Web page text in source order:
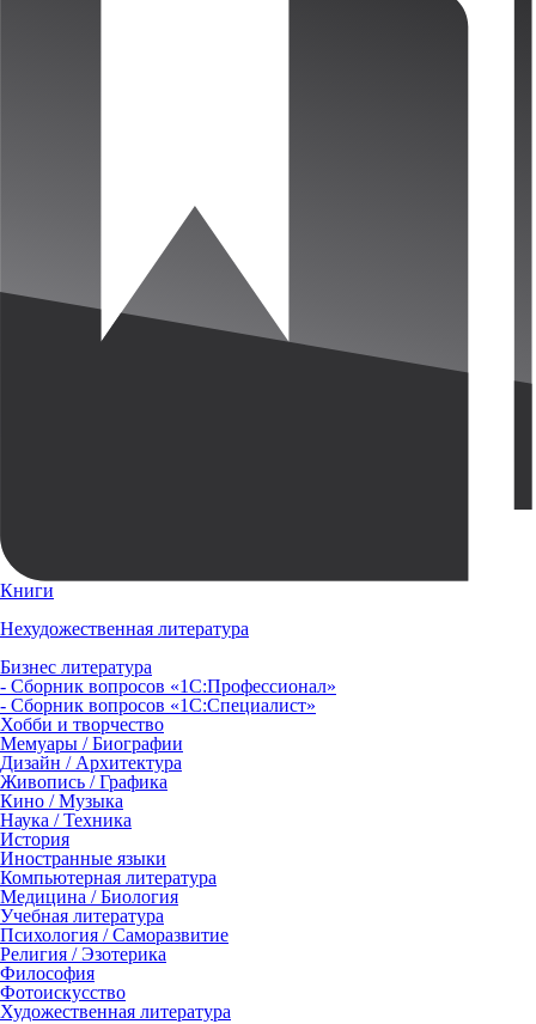
Книги
Нехудожественная литература
Бизнес литература
- Сборник вопросов «1С:Профессионал»
- Сборник вопросов «1С:Специалист»
Хобби и творчество
Мемуары / Биографии
Дизайн / Архитектура
Живопись / Графика
Кино / Музыка
Наука / Техника
История
Иностранные языки
Компьютерная литература
Медицина / Биология
Учебная литература
Психология / Саморазвитие
Религия / Эзотерика
Философия
Фотоискусство
Художественная литература